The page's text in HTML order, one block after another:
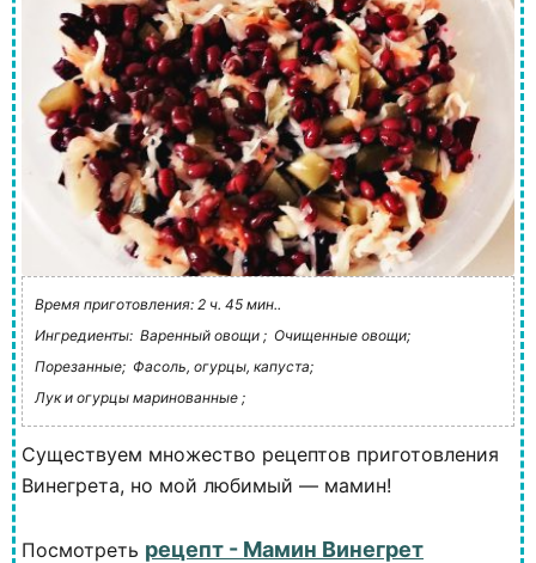
Время приготовления: 2 ч. 45 мин..
Ингредиенты: Варенный овощи ; Очищенные овощи;
Порезанные; Фасоль, огурцы, капуста;
Лук и огурцы маринованные ;
Существуем множество рецептов приготовления
Винегрета, но мой любимый — мамин!
Посмотреть рецепт - Мамин Винегрет